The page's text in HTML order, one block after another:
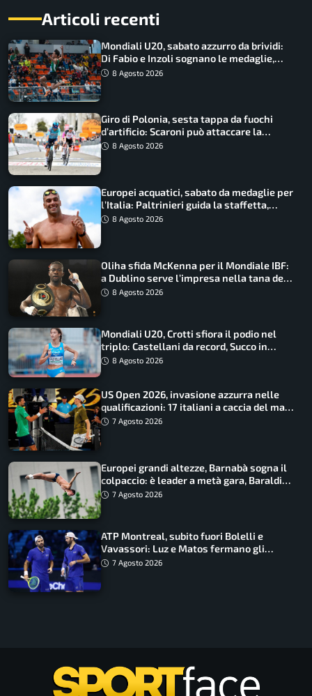
Articoli recenti
Mondiali U20, sabato azzurro da brividi:
Di Fabio e Inzoli sognano le medaglie,
Castellani e Succo in finale
8 Agosto 2026
Giro di Polonia, sesta tappa da fuochi
d’artificio: Scaroni può attaccare la
maglia di Lemmen
8 Agosto 2026
Europei acquatici, sabato da medaglie per
l’Italia: Paltrinieri guida la staffetta,
Barnabà sogna l’oro dalle grandi altezze
8 Agosto 2026
Oliha sfida McKenna per il Mondiale IBF:
a Dublino serve l’impresa nella tana del
lupo8 Agosto 2026
Mondiali U20, Crotti sfiora il podio nel
triplo: Castellani da record, Succo in
finale
8 Agosto 2026
US Open 2026, invasione azzurra nelle
qualificazioni: 17 italiani a caccia del main
draw7 Agosto 2026
Europei grandi altezze, Barnabà sogna il
colpaccio: è leader a metà gara, Baraldi
ancora in corsa
7 Agosto 2026
ATP Montreal, subito fuori Bolelli e
Vavassori: Luz e Matos fermano gli
azzurri
7 Agosto 2026